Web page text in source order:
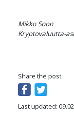
Mikko Soon
Kryptovaluutta-
Share the post:
Last updated: